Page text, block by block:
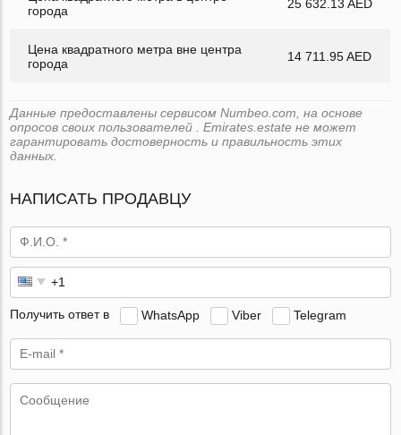
города
25 632.13 AED
Цена квадратного метра вне центра
города
14 711.95 AED
Данные предоставлены сервисом Numbeo.com, на основе
опросов своих пользователей . Emirates.estate не может
гарантировать достоверность и правильность этих
данных.
НАПИСАТЬ ПРОДАВЦУ
Получить ответ в WhatsApp Viber Telegram